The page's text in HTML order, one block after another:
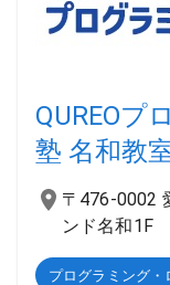
QUREOプ
塾 名和教
〒476-0002
ンド名和1F
プログラミング・